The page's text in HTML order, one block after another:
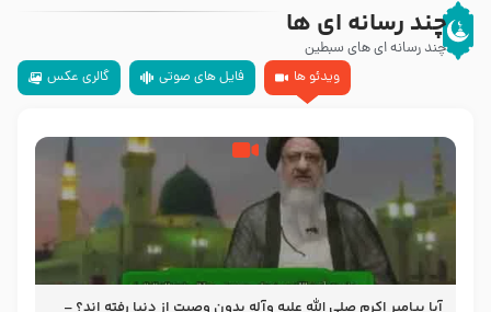
چند رسانه ای ها
چند رسانه ای های سبطین
ویدئو ها
فایل های صوتی گالری عکس
آیا پیامبر اکرم صلی الله علیه وآله بدون وصیت از دنیا رفته ‌اند؟ –